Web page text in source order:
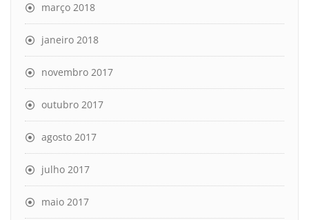
março 2018
janeiro 2018
novembro 2017
outubro 2017
agosto 2017
julho 2017
maio 2017